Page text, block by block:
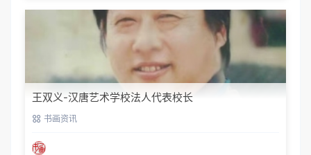
王双义-汉唐艺术学校法人代表校长
书画资讯